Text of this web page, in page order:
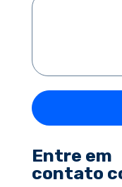
Entre em
contato